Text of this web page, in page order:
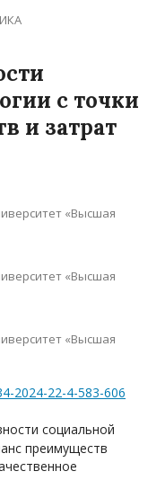
с точки
и затрат
«Высшая
«Высшая
«Высшая
2024-22-4-583-606
социальной
преимуществ